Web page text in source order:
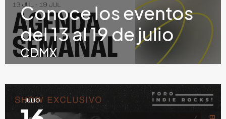
Conoce los eventos
del 13 al 19 de julio
CDMX
JULIO